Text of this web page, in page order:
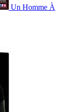
Un Homme À